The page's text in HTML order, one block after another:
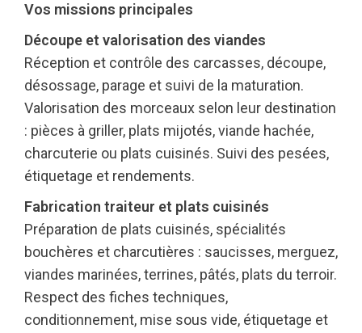
Vos missions principales
Découpe et valorisation des viandes
Réception et contrôle des carcasses, découpe,
désossage, parage et suivi de la maturation.
Valorisation des morceaux selon leur destination
: pièces à griller, plats mijotés, viande hachée,
charcuterie ou plats cuisinés. Suivi des pesées,
étiquetage et rendements.
Fabrication traiteur et plats cuisinés
Préparation de plats cuisinés, spécialités
bouchères et charcutières : saucisses, merguez,
viandes marinées, terrines, pâtés, plats du terroir.
Respect des fiches techniques,
conditionnement, mise sous vide, étiquetage et